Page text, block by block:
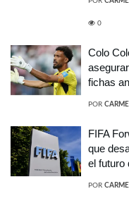
0
Colo
fichas
POR
FIFA
que
el futuro
POR